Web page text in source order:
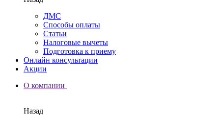
ДМС
Способы оплаты
Статьи
Налоговые вычеты
Подготовка к приему
Онлайн консультации
Акции
О компании
Назад